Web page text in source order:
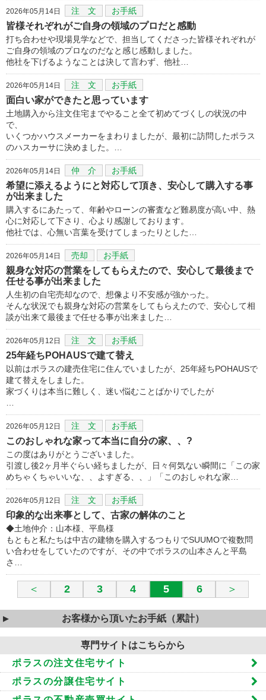
2026年05月14日 注 文 お手紙
皆様それぞれがご自身の領域のプロだと感動
打ち合わせや現場見学などで、担当してくださった皆様それぞれが
ご自身の領域のプロなのだなと感じ感動しました。
他社を下げるようなことは決して言わず、他社…
2026年05月14日 注 文 お手紙
面白い家ができたと思っています
土地購入から注文住宅までやること全て初めてづくしの状況の中
で、
いくつかハウスメーカーをまわりましたが、最初に訪問したポラス
のハスカーサに決めました。…
2026年05月14日 仲 介 お手紙
希望に添えるようにと対応して頂き、安心して購入する事
が出来ました
購入するにあたって、年齢やローンの審査など難易度が高い中、熱
心に対応して下さり、心より感謝しております。
他社では、心無い言葉を受けてしまったりとした…
2026年05月14日 売却 お手紙
親身な対応の営業をしてもらえたので、安心して最後まで
任せる事が出来ました
人生初の自宅売却なので、想像より不安感が強かった。
そんな状況でも親身な対応の営業をしてもらえたので、安心して相
談が出来て最後まで任せる事が出来ました…
2026年05月12日 注 文 お手紙
25年経ちPOHAUSで建て替え
以前はポラスの建売住宅に住んでいましたが、25年経ちPOHAUSで
建て替えをしました。
家づくりは本当に難しく、迷い悩むことばかりでしたが
2026年05月12日 注 文 お手紙
このおしゃれな家って本当に自分の家、、?
この度はありがとうございました。
引渡し後2ヶ月半ぐらい経ちましたが、日々何気ない瞬間に「この家
めちゃくちゃいいな、、よすぎる、、」「このおしゃれな家…
2026年05月12日 注 文 お手紙
印象的な出来事として、古家の解体のこと
◆土地仲介：山本様、平島様
もともと私たちは中古の建物を購入するつもりでSUUMOで複数問
い合わせをしていたのですが、その中でポラスの山本さんと平島
さ…
＜ 2 3 4 5 6 ＞
お客様から頂いたお手紙（累計）
専門サイトはこちらから
ポラスの注文住宅サイト
ポラスの分譲住宅サイト